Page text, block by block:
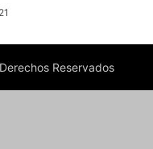
Reservados